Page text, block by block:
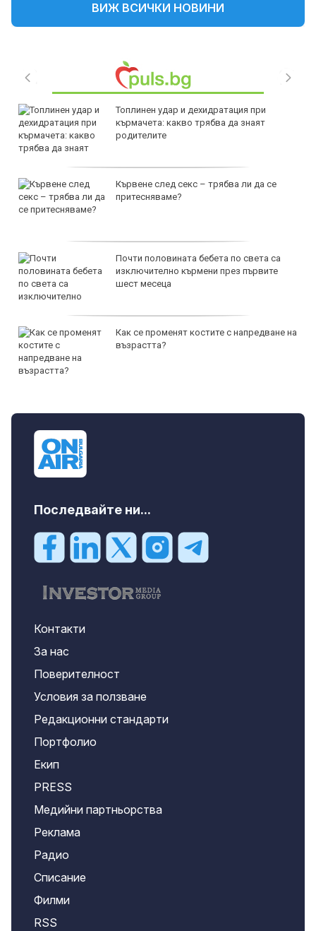
ВИЖ ВСИЧКИ НОВИНИ
Топлинен удар и дехидратация при
кърмачета: какво трябва да знаят
родителите
Кървене след секс – трябва ли да се
притесняваме?
Почти половината бебета по света са
изключително кърмени през първите
шест месеца
Как се променят костите с напредване на
възрастта?
Последвайте ни...
Контакти
За нас
Поверителност
Условия за ползване
Редакционни стандарти
Портфолио
Екип
PRESS
Медийни партньорства
Реклама
Радио
Списание
Филми
RSS